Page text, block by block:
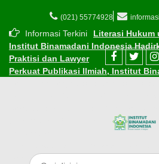
(021) 55774928
Informasi Terkini
Literasi Hukum
Institut Binamadani Indonesia
Praktisi dan Lawyer
Perkuat Publikasi Ilmiah, Institut
Cara Mudah Mendaftar Beasiswa di
Tantangan Ekonomi